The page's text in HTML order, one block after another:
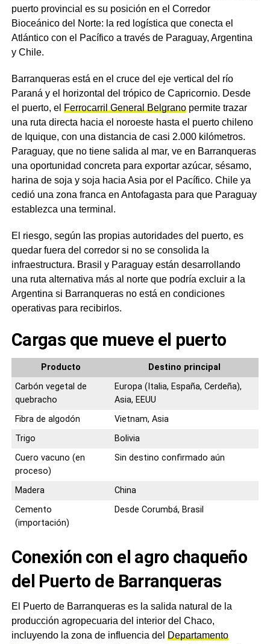
puerto provincial es su posición en el Corredor
Bioceánico del Norte: la red logística que conecta el
Atlántico con el Pacífico a través de Paraguay, Argentina
y Chile.
Barranqueras está en el cruce del eje vertical del río
Paraná y el horizontal del trópico de Capricornio. Desde
el puerto, el Ferrocarril General Belgranopermite trazar
una ruta directa hacia el noroeste hasta el puerto chileno
de Iquique, con una distancia de casi 2.000 kilómetros.
Paraguay, que no tiene salida al mar, ve en Barranqueras
una oportunidad concreta para exportar azúcar, sésamo,
harina de soja y soja hacia Asia por el Pacífico. Chile ya
cedió una zona franca en Antofagasta para que Paraguay
establezca una terminal.
El riesgo, según las propias autoridades del puerto, es
quedar fuera del corredor si no se consolida la
infraestructura. Brasil y Paraguay están desarrollando
una ruta alternativa más al norte que podría excluir a la
Argentina si Barranqueras no está en condiciones
operativas para recibirlos.
Cargas que mueve el puerto
Producto
Destino principal
Carbón vegetal de
quebracho
Europa (Italia, España, Cerdeña),
Asia, EEUU
Fibra de algodón
Vietnam, Asia
Trigo
Bolivia
Cuero vacuno (en
proceso)
Sin destino confirmado aún
Madera
China
Cemento
(importación)
Desde Corumbá, Brasil
Conexión con el agro chaqueño
del Puerto de Barranqueras
El Puerto de Barranqueras es la salida natural de la
producción agropecuaria del interior del Chaco,
incluyendo la zona de influencia del Departamento